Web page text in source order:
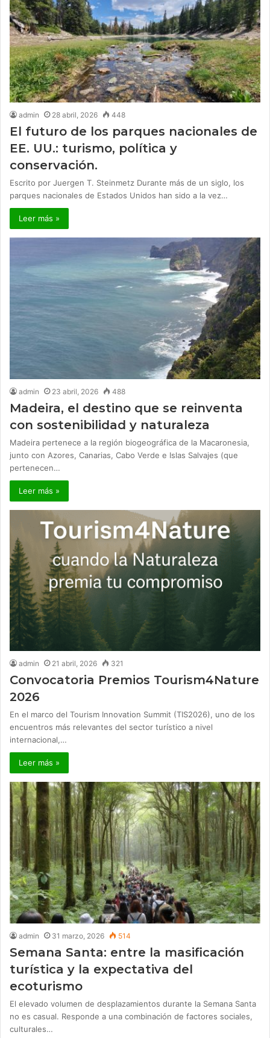
admin 28 abril, 2026 448
El futuro de los parques nacionales de
EE. UU.: turismo, política y
conservación.
Escrito por Juergen T. Steinmetz Durante más de un siglo, los
parques nacionales de Estados Unidos han sido a la vez…
Leer más »
admin 23 abril, 2026 488
Madeira, el destino que se reinventa
con sostenibilidad y naturaleza
Madeira pertenece a la región biogeográfica de la Macaronesia,
junto con Azores, Canarias, Cabo Verde e Islas Salvajes (que
pertenecen…
Leer más »
admin 21 abril, 2026 321
Convocatoria Premios Tourism4Nature
2026
En el marco del Tourism Innovation Summit (TIS2026), uno de los
encuentros más relevantes del sector turístico a nivel
internacional,…
Leer más »
admin 31 marzo, 2026 514
Semana Santa: entre la masificación
turística y la expectativa del
ecoturismo
El elevado volumen de desplazamientos durante la Semana Santa
no es casual. Responde a una combinación de factores sociales,
culturales…